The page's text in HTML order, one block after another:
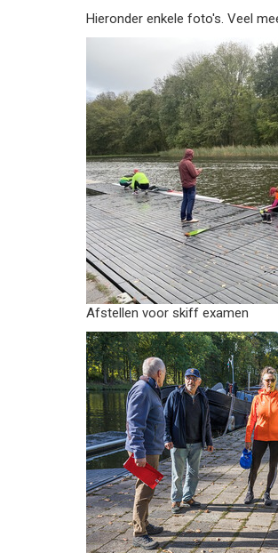
Hieronder enkele foto's. Veel
Afstellen voor skiff examen